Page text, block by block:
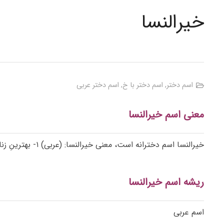
خیرالنسا
اسم دختر, اسم دختر با خ, اسم دختر عربی
معنی اسم خیرالنسا
خیرالنسا اسم دخترانه است، معنی خیرالنسا: (عربی) ۱- بهترینِ زنان؛ ۲- (اَعلام) عنوانی برای حضرت فاطمه(س) دختر پیامبر اسلام(ص).
ریشه اسم خیرالنسا
اسم عربی